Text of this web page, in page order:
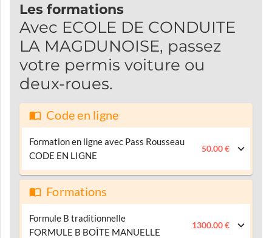
Les formations
Avec ECOLE DE CONDUITE
LA MAGDUNOISE, passez
votre permis voiture ou
deux-roues.
Code en ligne
Formation en ligne avec Pass Rousseau
CODE EN LIGNE
50.00 €
Formations
Formule B traditionnelle
FORMULE B BOÎTE MANUELLE
1300.00 €